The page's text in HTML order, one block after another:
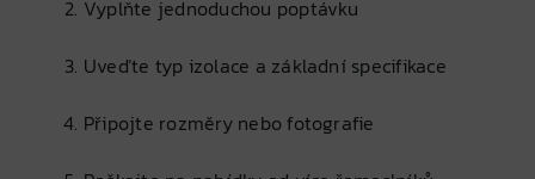
Vyplňte jednoduchou poptávku
Uveďte typ izolace a základní specifikace
Připojte rozměry nebo fotografie